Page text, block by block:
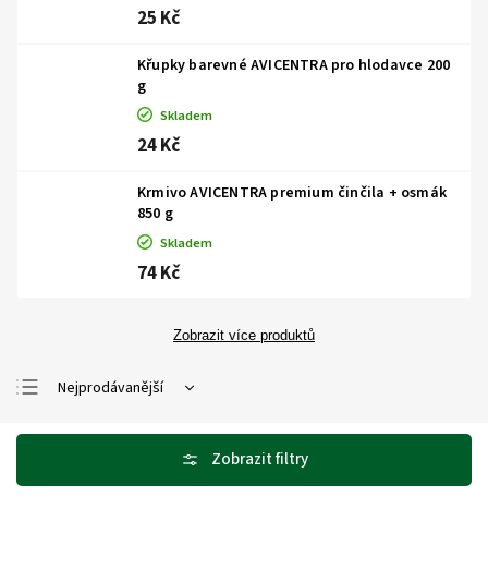
25 Kč
Křupky barevné AVICENTRA pro hlodavce 200
g
Skladem
24 Kč
Krmivo AVICENTRA premium činčila + osmák
850 g
Skladem
74 Kč
Zobrazit více produktů
Nejprodávanější
Abecedně